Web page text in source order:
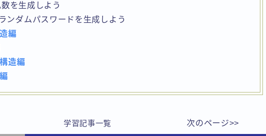
を生成しよう
ンダムパスワードを生成しよう
編
造編
編
学習記事一覧 次のページ>>